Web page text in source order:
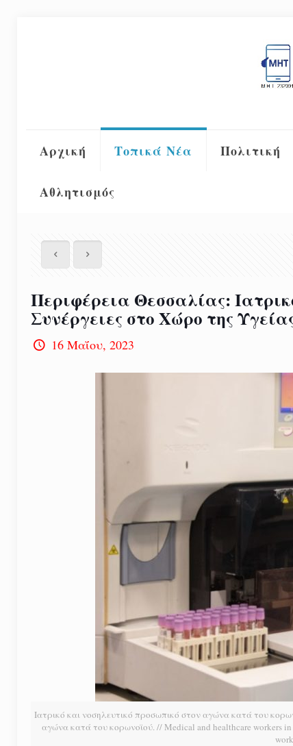
Αρχική Τοπικά Νέα Πολιτική
Αθλητισμός
Περιφέρεια Θεσσαλίας:
Συνέργειες στο Χώρο της
16 Μαΐου, 2023
Ιατρικό και νοσηλευτικό προσωπικό στον αγώνα κατά του
αγώνα κατά του κορωνοϊού. // Medical and healthcare workers